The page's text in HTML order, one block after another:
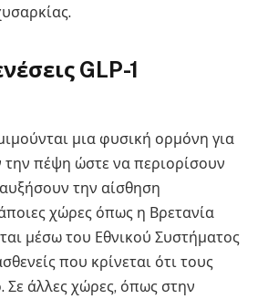
GLP-1
μια φυσική ορμόνη για
πέψη ώστε να περιορίσουν
την αίσθηση
χώρες όπως η Βρετανία
μέσω του Εθνικού Συστήματος
που κρίνεται ότι τους
Σε άλλες χώρες, όπως στην